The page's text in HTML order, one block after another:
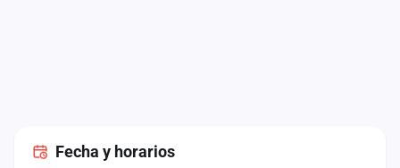
Fecha y horarios
Administración